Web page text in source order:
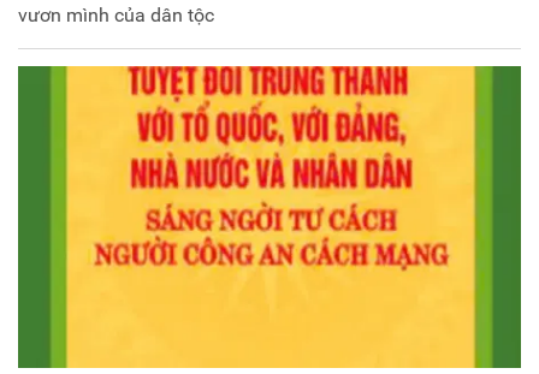
vươn mình của dân tộc